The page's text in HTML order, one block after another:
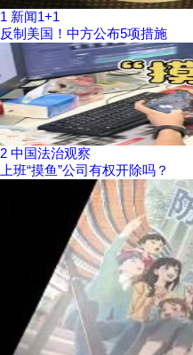
1 新闻1+1
反制美国！中方公布5项措施
2 中国法治观察
上班“摸鱼”公司有权开除吗？